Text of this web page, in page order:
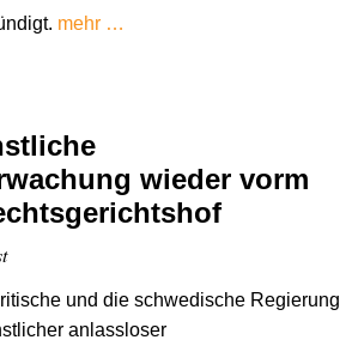
mehr …
wieder vorm
und die schwedische Regierung
anlassloser